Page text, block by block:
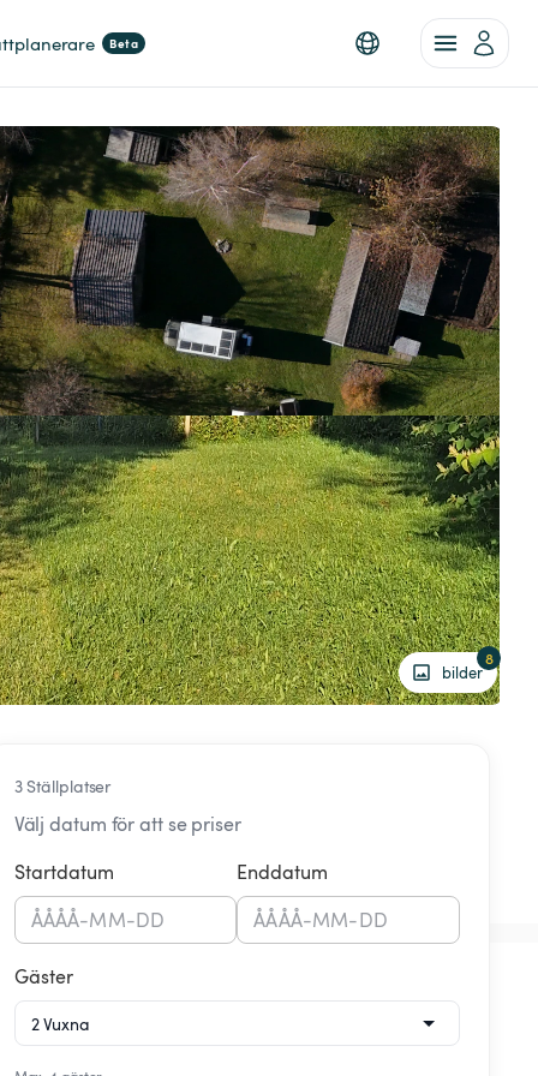
Beta
bilder
8
3 Ställplatser
Välj datum för att se priser
Startdatum
ÅÅÅÅ-MM-DD
Enddatum
ÅÅÅÅ-MM-DD
Gäster